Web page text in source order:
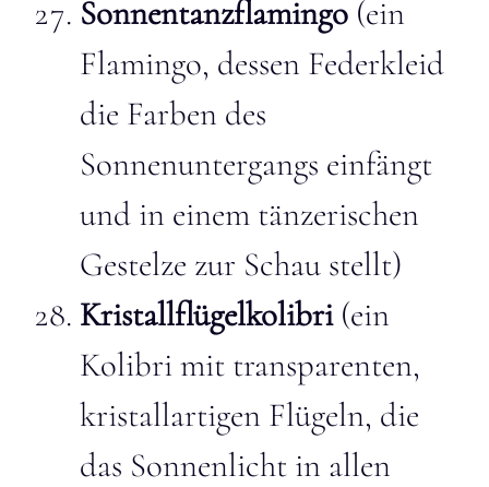
Sonnentanzflamingo (ein
Flamingo, dessen Federkleid
die Farben des
Sonnenuntergangs einfängt
und in einem tänzerischen
Gestelze zur Schau stellt)
Kristallflügelkolibri(ein
Kolibri mit transparenten,
kristallartigen Flügeln, die
das Sonnenlicht in allen